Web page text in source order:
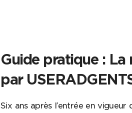
Guide pratique :
par
Six ans après l’entrée en